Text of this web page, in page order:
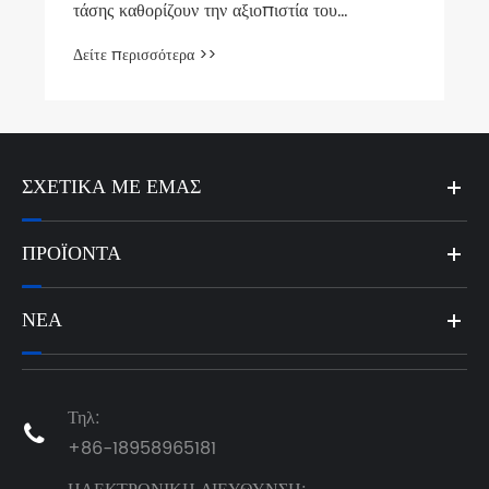
ΣΧΕΤΙΚΆ ΜΕ ΕΜΆΣ
ΠΡΟΪΌΝΤΑ
ΝΈΑ

Τηλ:
+86-18958965181